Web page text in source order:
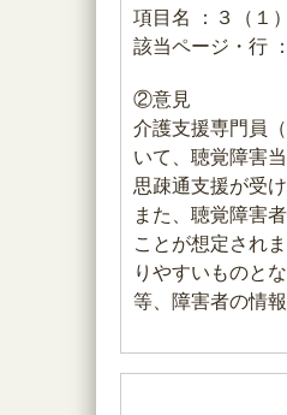
項目名 ：３（１
該当ページ・行
②意見
介護支援専門員
いて、聴覚障害
思疎通支援が受
また、聴覚障害
ことが想定され
りやすいものと
等、障害者の情